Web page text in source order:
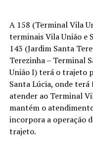
A 158 (Terminal Vila
terminais Vila União e
143 (Jardim Santa
Terezinha – Terminal
União I) terá o trajeto
Santa Lúcia, onde
atender ao Terminal
mantém o
incorpora a operação
trajeto.